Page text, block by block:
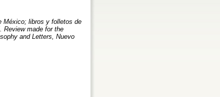
México; libros y folletos de
Review made for the
and Letters, Nuevo